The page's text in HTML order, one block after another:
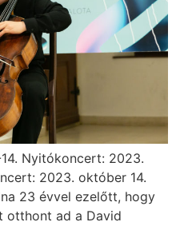
Nyitókoncert: 2023.
2023. október 14.
23 évvel ezelőtt, hogy
otthont ad a David